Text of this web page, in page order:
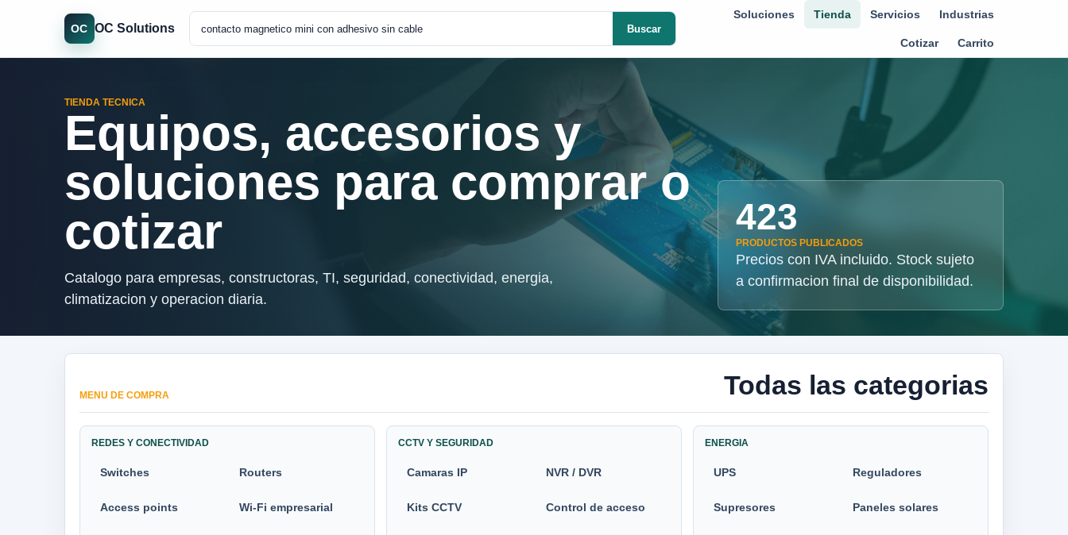
OC OC Solutions Buscar
Soluciones Tienda Servicios Industrias
Cotizar Carrito
TIENDA TECNICA
Equipos, accesorios y
soluciones para comprar o
cotizar
Catalogo para empresas, constructoras, TI, seguridad, conectividad, energia,
climatizacion y operacion diaria.
423
PRODUCTOS PUBLICADOS
Precios con IVA incluido. Stock sujeto
a confirmacion final de disponibilidad.
MENU DE COMPRA Todas las categorias
REDES Y CONECTIVIDAD
Switches Routers
Access points Wi-Fi empresarial
CCTV Y SEGURIDAD
Camaras IP NVR / DVR
Kits CCTV Control de acceso
ENERGIA
UPS Reguladores
Supresores Paneles solares